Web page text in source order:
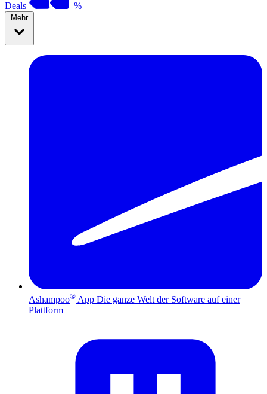
Deals %
Mehr
Ashampoo® App Die ganze Welt der Software auf einer
Plattform